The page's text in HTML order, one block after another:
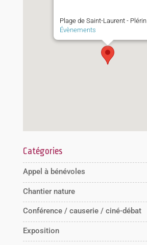
Plage de Saint-Laurent - Plérin
Évènements
Catégories
Appel à bénévoles
Chantier nature
Conférence / causerie / ciné-débat
Exposition